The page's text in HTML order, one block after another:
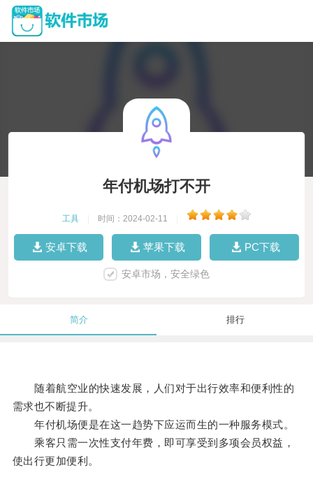
年付机场打不开
工具 时间：2024-02-11
安卓下载 苹果下载 PC下载
安卓市场，安全绿色
简介 排行
随着航空业的快速发展，人们对于出行效率和便利性的
需求也不断提升。
年付机场便是在这一趋势下应运而生的一种服务模式。
乘客只需一次性支付年费，即可享受到多项会员权益，
使出行更加便利。